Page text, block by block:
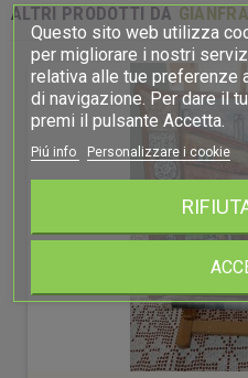
ALTRI PRODOTTI DA
Questo sito web utilizza
per migliorare i nostri
relativa alle tue preferenze
di navigazione. Per dare il
premi il pulsante Accetta.
Piú info Personalizzare i cookie